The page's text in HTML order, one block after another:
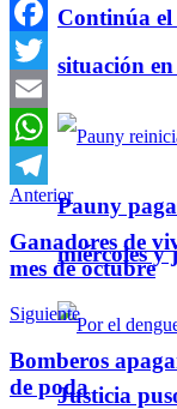
Continúa el
situación
Pauny
miércoles y
Justicia
Facebook
Twitter
Email
WhatsApp
Telegram
Anterior
Ganadores de
mes de octubre
Siguiente
Bomberos
de poda